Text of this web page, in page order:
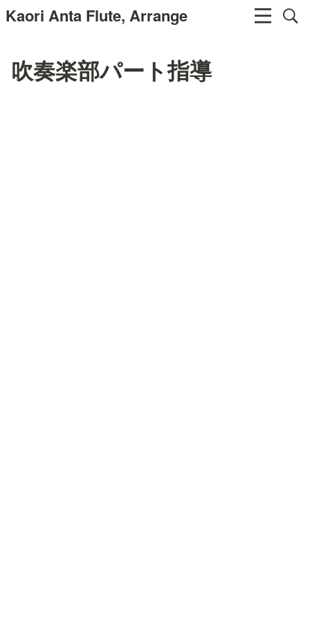
Kaori Anta Flute, Arrange
吹奏楽部パート指導